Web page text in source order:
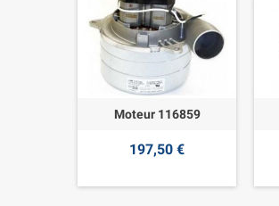
Moteur 116859
197,50 €